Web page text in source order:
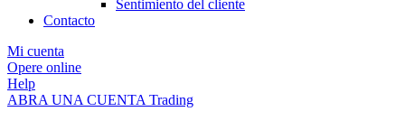
Sentimiento del cliente
Contacto
Mi cuenta
Opere online
Help
ABRA UNA CUENTA Trading